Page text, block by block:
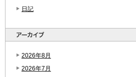
日記
2026年8月
2026年7月